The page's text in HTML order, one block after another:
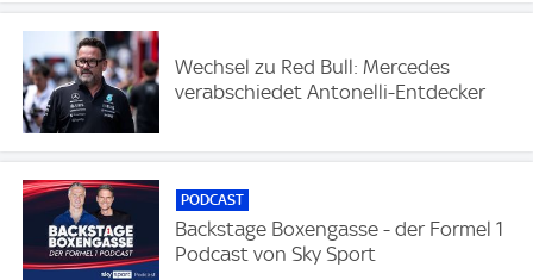
Wechsel zu Red Bull: Mercedes
verabschiedet Antonelli-Entdecker
PODCAST
Backstage Boxengasse - der Formel 1
Podcast von Sky Sport